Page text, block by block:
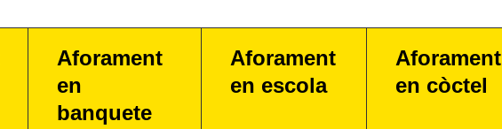
Aforament
en
banquete
Aforament
en escola
Aforament
en còctel